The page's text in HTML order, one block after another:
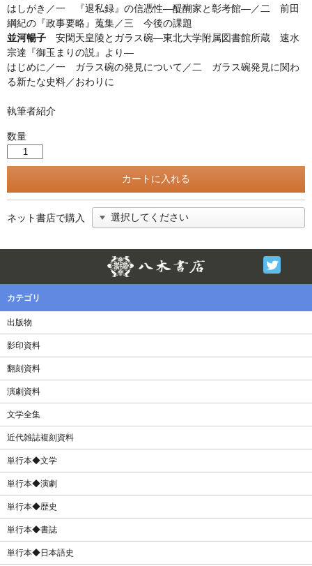
はしがき／一 『退私録』の信憑性—醍醐家と彰考館—／二 前田
綱紀の『政事要略』蒐集／三 今後の課題
並河暢子 安閑天皇陵とガラス碗—東北大学附属図書館所蔵 速水
宗達『御玉まりの説』より—
はじめに／一 ガラス碗の発見について／二 ガラス碗発見に関わ
る新たな史料／おわりに
執筆者紹介
数量
ネット書店で購入
カテゴリ
出版物
影印資料
翻刻資料
演劇資料
文学全集
近代雑誌複刻資料
単行本◆文学
単行本◆演劇
単行本◆歴史
単行本◆書誌
単行本◆日本語史